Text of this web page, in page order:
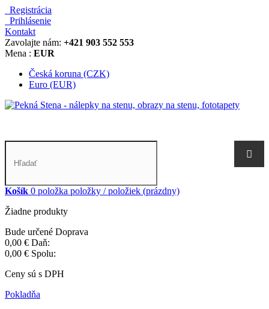
Registrácia
Prihlásenie
Kontakt
Zavolajte nám: +421 903 552 553
Mena : EUR
Česká koruna (CZK)
Euro (EUR)
Košík 0 položka položky / položiek (prázdny)
Žiadne produkty
Bude určené Doprava
0,00 € Daň:
0,00 € Spolu:
Ceny sú s DPH
Pokladňa